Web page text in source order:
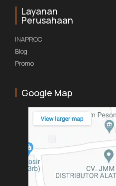
Layanan
Perusahaan
INAPROC
Blog
Promo
Google Map